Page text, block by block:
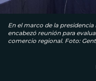
En el marco de la
encabezó reunión para
comercio regional. Foto: